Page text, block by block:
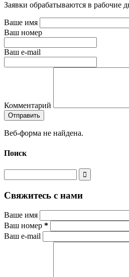
Заявки обрабатываются в рабочие
Ваше имя
Ваш номер
Ваш e-mail
Комментарий
Веб-форма не найдена.
Поиск
Свяжитесь с нами
Ваше имя
Ваш номер *
Ваш e-mail